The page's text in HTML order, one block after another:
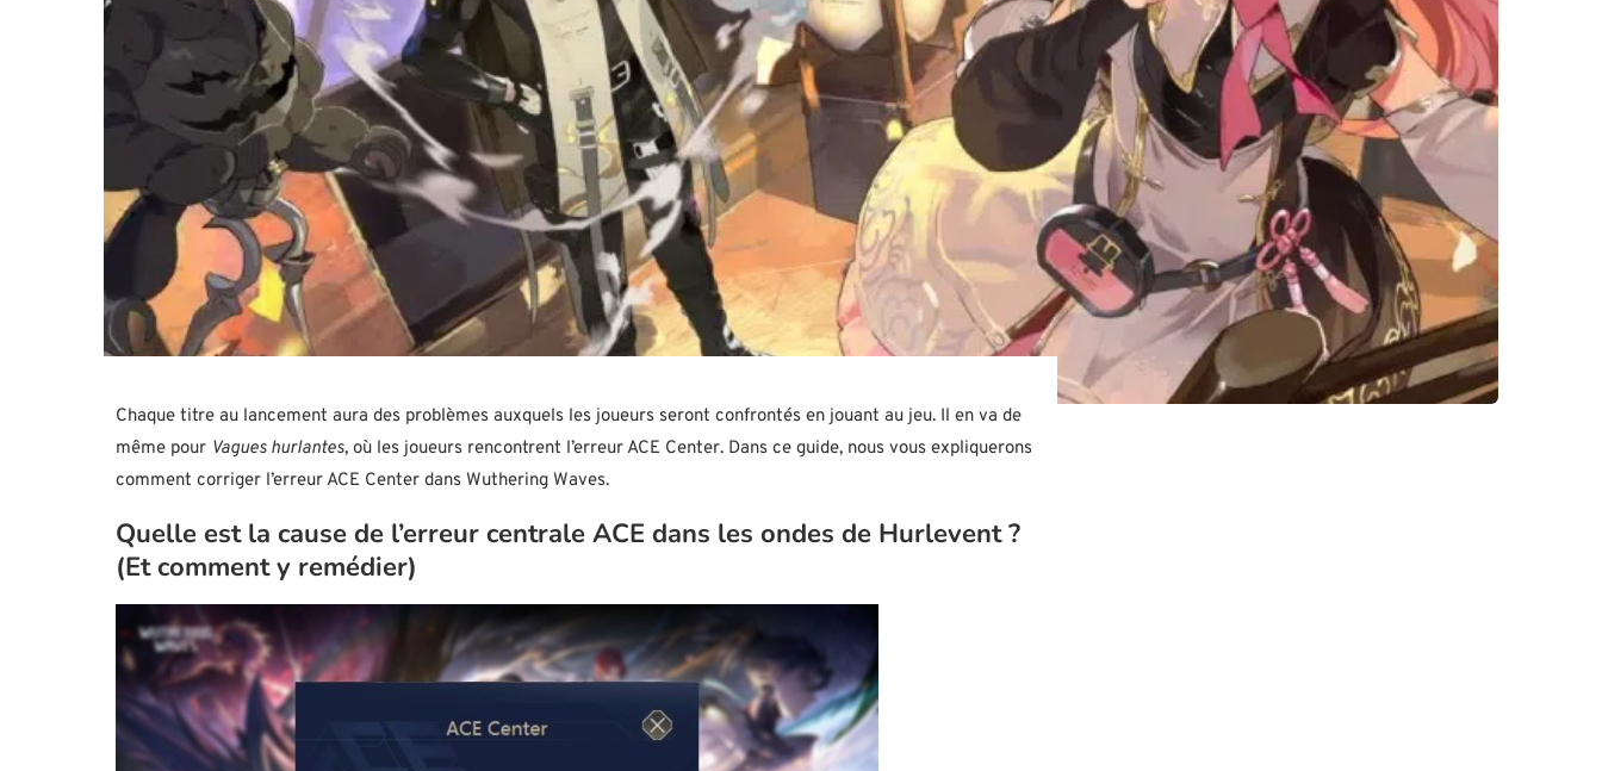
Chaque titre au lancement aura des problèmes auxquels les joueurs seront confrontés en jouant au jeu. Il en va de
même pour Vagues hurlantes, où les joueurs rencontrent l’erreur ACE Center. Dans ce guide, nous vous expliquerons
comment corriger l’erreur ACE Center dans Wuthering Waves.
Quelle est la cause de l’erreur centrale ACE dans les ondes de Hurlevent ?
(Et comment y remédier)